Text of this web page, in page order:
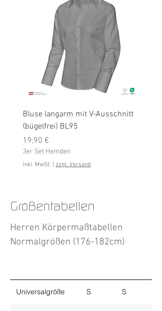
Bluse langarm mit V-Ausschnitt
(bügelfrei) BL95
Preis
19,90 €
3er Set Hemden
inkl. MwSt. zzgl. Versand
Größentabellen
Herren Körpermaßtabellen
Normalgrößen (176-182cm)
Universalgröße S S